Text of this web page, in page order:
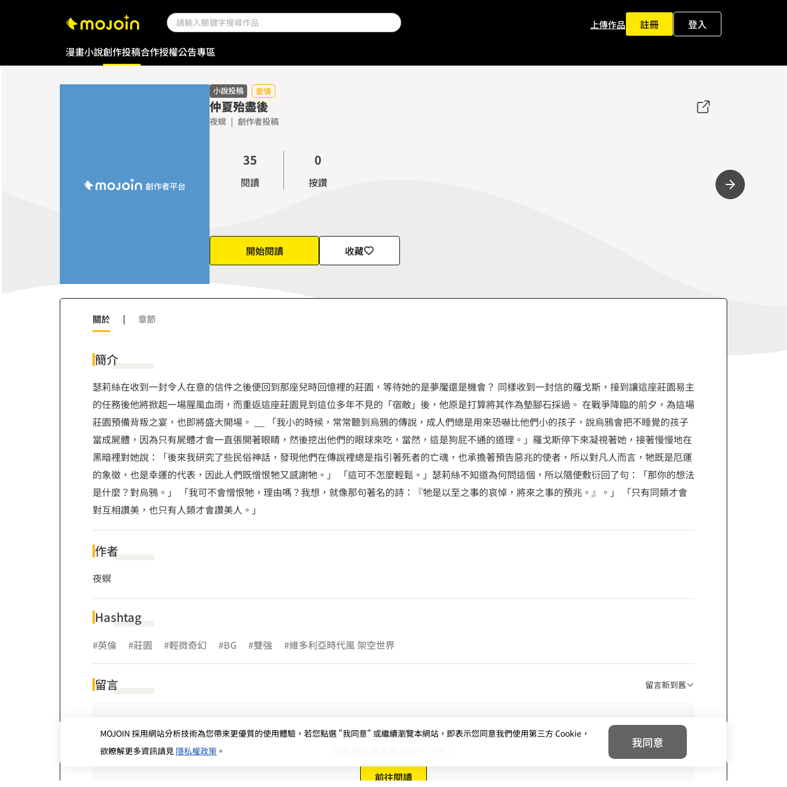
上傳作品 註冊
登入
漫畫小說創作投稿合作授權公告專區
小說投稿 愛情
仲夏殆盡後
夜螟 | 創作者投稿
0
1
3
4
8
9
1
2
3
5
6
閱讀
0
1
6
8
按讚
開始閱讀 收藏
關於 | 章節
簡介
瑟莉絲在收到一封令人在意的信件之後便回到那座兒時回憶裡的莊園，等待她的是夢魘還是機會？ 同樣收到一封信的羅戈斯，接到讓這座莊園易主
的任務後他將掀起一場腥風血雨，而重返這座莊園見到這位多年不見的「宿敵」後，他原是打算將其作為墊腳石採過。 在戰爭降臨的前夕，為這場
莊園預備背叛之宴，也即將盛大開場。 __ 「我小的時候，常常聽到烏鴉的傳說，成人們總是用來恐嚇比他們小的孩子，說烏鴉會把不睡覺的孩子
當成屍體，因為只有屍體才會一直張開著眼睛，然後挖出他們的眼球來吃，當然，這是狗屁不通的道理。」羅戈斯停下來凝視著她，接著慢慢地在
黑暗裡對她說：「後來我研究了些民俗神話，發現他們在傳說裡總是指引著死者的亡魂，也承擔著預告惡兆的使者，所以對凡人而言，牠既是厄運
的象徵，也是幸運的代表，因此人們既憎恨牠又感謝牠。」 「這可不怎麼輕鬆。」瑟莉絲不知道為何問這個，所以隨便敷衍回了句：「那你的想法
是什麼？對烏鴉。」 「我可不會憎恨牠，理由嗎？我想，就像那句著名的詩：『牠是以至之事的哀悼，將來之事的預兆。』。」 「只有同類才會
對互相讚美，也只有人類才會讚美人。」
作者
夜螟
Hashtag
#英倫 #莊園 #輕微奇幻 #BG #雙強 #維多利亞時代風 架空世界
留言 留言新到舊
尚沒有任何留言
前往閱讀
MOJOIN 採用網站分析技術為您帶來更優質的使用體驗，若您點選 "我同意" 或繼續瀏覽本網站，即表示您同意我們使用第三方 Cookie，
欲瞭解更多資訊請見 隱私權政策 。
我同意